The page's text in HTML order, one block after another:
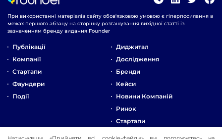
При використанні матеріалів сайту обов'язковою умовою є гіперпосилання в
межах першого абзацу на сторінку розташування вихідної статті із
зазначенням бренду видання Founder
Публікації
Компанії
Стартапи
Фаундери
Події
Диджитал
Дослідження
Бренди
Кейси
Новини Компаній
Ринок
Стартапи